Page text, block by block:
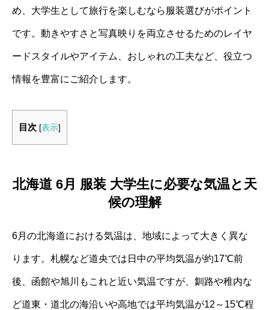
め、大学生として旅行を楽しむなら服装選びがポイント
です。動きやすさと写真映りを両立させるためのレイヤ
ードスタイルやアイテム、おしゃれの工夫など、役立つ
情報を豊富にご紹介します。
目次 [表示]
北海道 6月 服装 大学生に必要な気温と天
候の理解
6月の北海道における気温は、地域によって大きく異な
ります。札幌など道央では日中の平均気温が約17℃前
後、函館や旭川もこれと近い気温ですが、釧路や稚内な
ど道東・道北の海沿いや高地では平均気温が12～15℃程